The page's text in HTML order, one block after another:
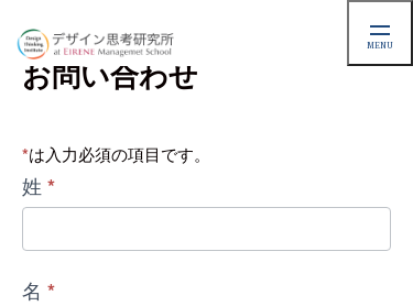
MENU
CONTACT
お問い合わせ
*は入力必須の項目です。
姓 *
名 *